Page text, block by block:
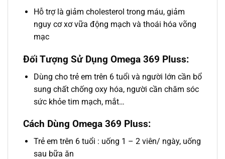
Hỗ trợ là giảm cholesterol trong máu, giảm
nguy cơ xơ vữa động mạch và thoái hóa võng
mạc
Đối Tượng Sử Dụng Omega 369 Pluss:
Dùng cho trẻ em trên 6 tuổi và người lớn cần bổ
sung chất chống oxy hóa, người cần chăm sóc
sức khỏe tim mạch, mắt…
Cách Dùng Omega 369 Pluss:
Trẻ em trên 6 tuổi : uống 1 – 2 viên/ ngày, uống
sau bữa ăn